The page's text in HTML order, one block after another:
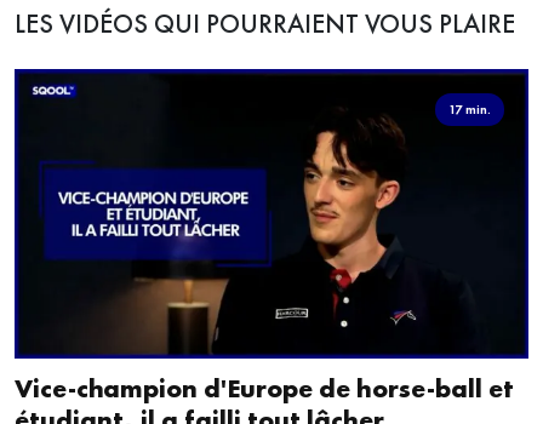
LES VIDÉOS QUI POURRAIENT VOUS PLAIRE
17 min.
Vice-champion d'Europe de horse-ball et